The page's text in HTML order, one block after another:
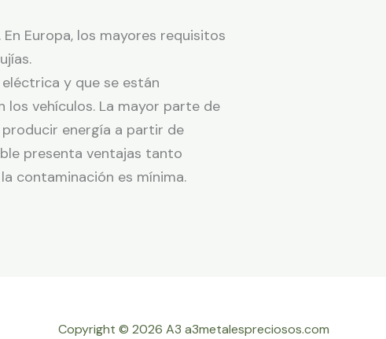
Europa, los mayores requisitos
y que se están
vehículos. La mayor parte de
energía a partir de
presenta ventajas tanto
contaminación es mínima.
Copyright © 2026 A3 a3metalespreciosos.com